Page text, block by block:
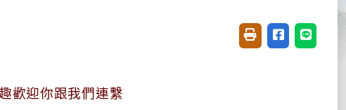
友善列印(開新視窗)
分享至臉書(
分享至
歡迎你跟我們連繫